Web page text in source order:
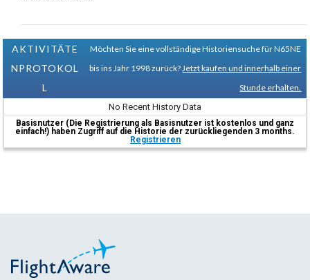
AKTIVITÄTE
NPROTOKOL
L
Möchten Sie eine vollständige Historiensuche für N65NE
bis ins Jahr 1998 zurück? Jetzt kaufen und innerhalb einer
Stunde erhalten.
No Recent History Data
Basisnutzer (Die Registrierung als Basisnutzer ist kostenlos und ganz
einfach!) haben Zugriff auf die Historie der zurückliegenden 3 months.
Registrieren